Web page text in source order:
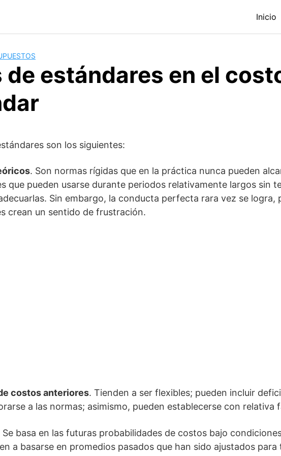
Inicio
de estándares en el
son los siguientes:
. Son normas rígidas que en la práctica nunca pueden
que pueden usarse durante periodos relativamente largos sin
Sin embargo, la conducta perfecta rara vez se logra,
crean un sentido de frustración.
costos anteriores. Tienden a ser flexibles; pueden incluir
a las normas; asimismo, pueden establecerse con relativa
Se basa en las futuras probabilidades de costos bajo
a basarse en promedios pasados que han sido ajustados para